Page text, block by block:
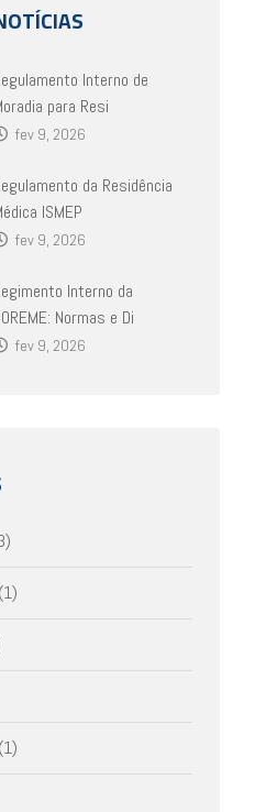
Interno de
para Resi
fev 9, 2026
da Residência
ISMEP
fev 9, 2026
Interno da
Normas e Di
fev 9, 2026
(1)
(1)